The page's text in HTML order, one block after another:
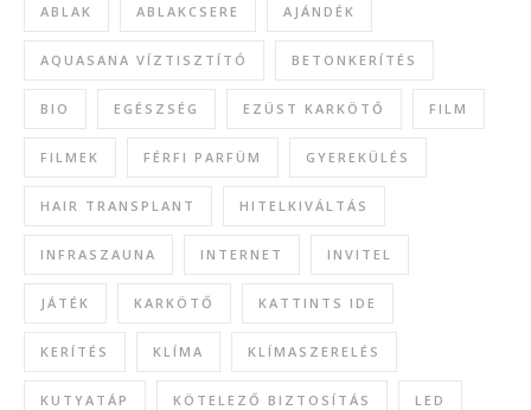
ABLAK ABLAKCSERE AJÁNDÉK
AQUASANA VÍZTISZTÍTÓ BETONKERÍTÉS
BIO EGÉSZSÉG EZÜST KARKÖTŐ FILM
FILMEK FÉRFI PARFÜM GYEREKÜLÉS
HAIR TRANSPLANT HITELKIVÁLTÁS
INFRASZAUNA INTERNET INVITEL
JÁTÉK KARKÖTŐ KATTINTS IDE
KERÍTÉS KLÍMA KLÍMASZERELÉS
KUTYATÁP KÖTELEZŐ BIZTOSÍTÁS LED